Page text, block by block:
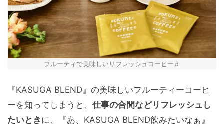
フルーティで美味しいリフレッシュコーヒー♬
『KASUGA BLEND』の美味しいフルーティーコーヒ
ーを知ってしまうと、 仕事の合間などリフレッシュし
たいとき に、『あ、KASUGA BLEND飲みたいなぁ』